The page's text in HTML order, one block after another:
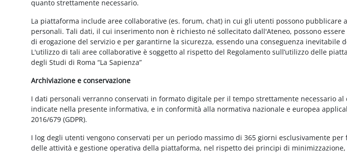
quanto strettamente necessario.
La piattaforma include aree collaborative (es. forum, chat) in cui gli utenti possono pubblicare
personali. Tali dati, il cui inserimento non è richiesto né sollecitato dall'Ateneo, possono
di erogazione del servizio e per garantirne la sicurezza, essendo una conseguenza inevitabile
L'utilizzo di tali aree collaborative è soggetto al rispetto del Regolamento sull’utilizzo delle
degli Studi di Roma “La Sapienza”
Archiviazione e conservazione
I dati personali verranno conservati in formato digitale per il tempo strettamente necessario
indicate nella presente informativa, e in conformità alla normativa nazionale e europea
2016/679 (GDPR).
I log degli utenti vengono conservati per un periodo massimo di 365 giorni esclusivamente
delle attività e gestione operativa della piattaforma, nel rispetto dei principi di